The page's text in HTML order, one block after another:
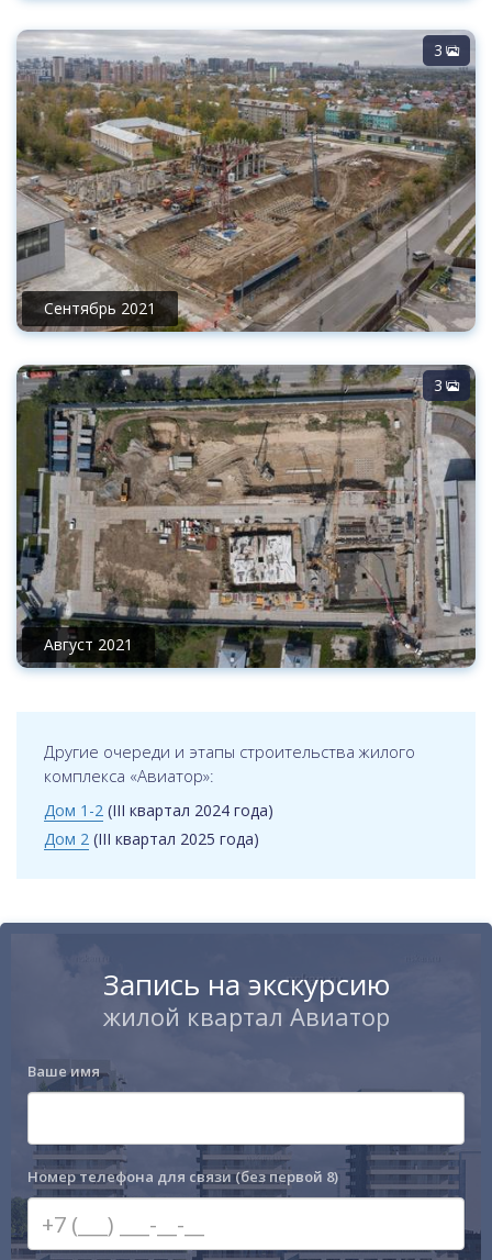
3
Сентябрь 2021
3
Август 2021
Другие очереди и этапы строительства жилого
комплекса «Авиатор»:
Дом 1-2 (III квартал 2024 года)
Дом 2 (III квартал 2025 года)
Запись на экскурсию
жилой квартал Авиатор
Ваше имя
Номер телефона для связи (без первой 8)